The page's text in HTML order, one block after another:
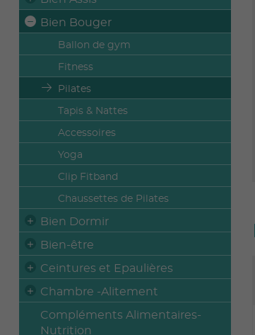
Bien Bouger
Ballon de gym
Fitness
Pilates
Tapis & Nattes
Accessoires
Yoga
Clip Fitband
Chaussettes de Pilates
Bien Dormir
Bien-être
Ceintures et Epaulières
Chambre -Alitement
Compléments Alimentaires-
Nutrition